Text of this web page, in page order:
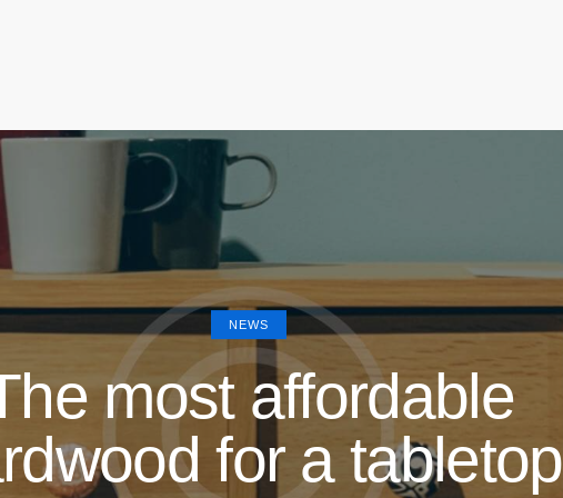
NEWS
most affordable
for a tabletop